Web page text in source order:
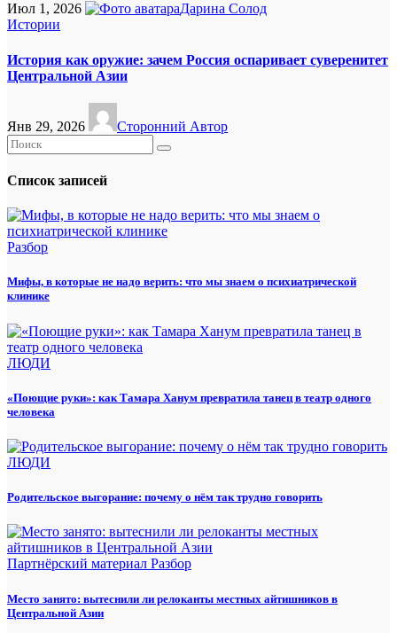
Июл 1, 2026
Дарина Солод
Истории
История как оружие: зачем Россия оспаривает суверенитет
Центральной Азии
Янв 29, 2026 Сторонний Автор
Список записей
Разбор
Мифы, в которые не надо верить: что мы знаем о психиатрической
клинике
ЛЮДИ
«Поющие руки»: как Тамара Ханум превратила танец в театр одного
человека
ЛЮДИ
Родительское выгорание: почему о нём так трудно говорить
Партнёрский материал Разбор
Место занято: вытеснили ли релоканты местных айтишников в
Центральной Азии